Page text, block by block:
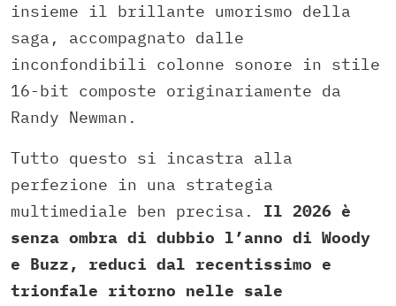
insieme il brillante umorismo della
saga, accompagnato dalle
inconfondibili colonne sonore in stile
16-bit composte originariamente da
Randy Newman.
Tutto questo si incastra alla
perfezione in una strategia
multimediale ben precisa. Il 2026 è
senza ombra di dubbio l’anno di Woody
e Buzz, reduci dal recentissimo e
trionfale ritorno nelle sale